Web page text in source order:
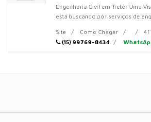
Engenharia Civil em Tietê: Uma
está buscando por serviços de
Site Como Chegar
(15) 99769-8434